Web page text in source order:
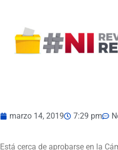
marzo 14, 2019 7:29 pm
Está cerca de aprobarse en la